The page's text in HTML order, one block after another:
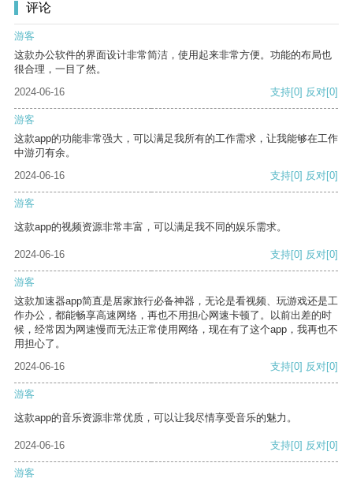
评论
游客
这款办公软件的界面设计非常简洁，使用起来非常方便。功能的布局也
很合理，一目了然。
2024-06-16
支持[0] 反对[0]
游客
这款app的功能非常强大，可以满足我所有的工作需求，让我能够在工作
中游刃有余。
2024-06-16
支持[0] 反对[0]
游客
这款app的视频资源非常丰富，可以满足我不同的娱乐需求。
2024-06-16 支持[0] 反对[0]
游客
这款加速器app简直是居家旅行必备神器，无论是看视频、玩游戏还是工
作办公，都能畅享高速网络，再也不用担心网速卡顿了。以前出差的时
候，经常因为网速慢而无法正常使用网络，现在有了这个app，我再也不
用担心了。
2024-06-16
支持[0] 反对[0]
游客
这款app的音乐资源非常优质，可以让我尽情享受音乐的魅力。
2024-06-16 支持[0] 反对[0]
游客